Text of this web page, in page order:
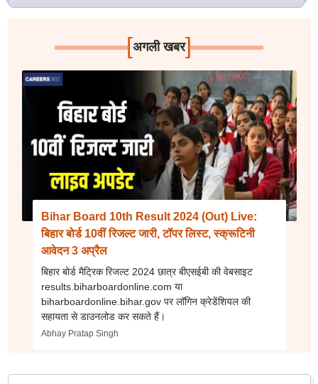
[अगली खबर]
Bihar Board 10th Result 2024 (Out) Live:
बिहार बोर्ड 10वीं रिजल्ट जारी, टॉपर लिस्ट, स्क्रूटिनी
आवेदन 3 अप्रैल
बिहार बोर्ड मैट्रिक रिजल्ट 2024 छात्र बीएसईबी की वेबसाइट
results.biharboardonline.com या
biharboardonline.bihar.gov पर लॉगिन क्रेडेंशियल की
सहायता से डाउनलोड कर सकते हैं।
Abhay Pratap Singh